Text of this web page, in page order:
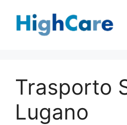
contenuto
Trasporto
Lugano